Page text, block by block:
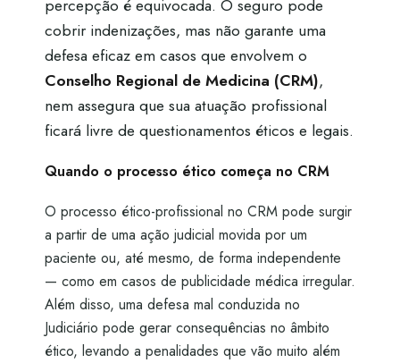
percepção é equivocada. O seguro pode
cobrir indenizações, mas não garante uma
defesa eficaz em casos que envolvem o
Conselho Regional de Medicina (CRM),
nem assegura que sua atuação profissional
ficará livre de questionamentos éticos e legais.
Quando o processo ético começa no CRM
O processo ético-profissional no CRM pode surgir
a partir de uma ação judicial movida por um
paciente ou, até mesmo, de forma independente
— como em casos de publicidade médica irregular.
Além disso, uma defesa mal conduzida no
Judiciário pode gerar consequências no âmbito
ético, levando a penalidades que vão muito além